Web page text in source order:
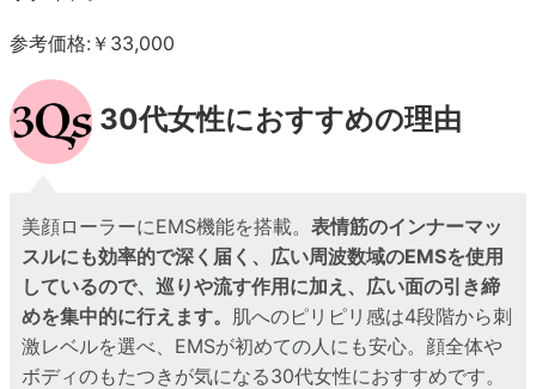
参考価格:￥33,000
30代女性におすすめの理由
美顔ローラーにEMS機能を搭載。表情筋のインナーマッ
スルにも効率的で深く届く、広い周波数域のEMSを使用
しているので、巡りや流す作用に加え、広い面の引き締
めを集中的に行えます。 肌へのピリピリ感は4段階から刺
激レベルを選べ、EMSが初めての人にも安心。顔全体や
ボディのもたつきが気になる30代女性におすすめです。